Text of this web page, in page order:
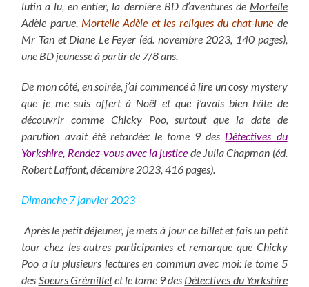
lutin a lu, en entier, la dernière BD d’aventures de Mortelle
Adèle parue, Mortelle Adèle et les reliques du chat-lune de
Mr Tan et Diane Le Feyer (éd. novembre 2023, 140 pages),
une BD jeunesse à partir de 7/8 ans.
De mon côté, en soirée, j’ai commencé à lire un cosy mystery
que je me suis offert à Noël et que j’avais bien hâte de
découvrir comme Chicky Poo, surtout que la date de
parution avait été retardée: le tome 9 des Détectives du
Yorkshire, Rendez-vous avec la justice de Julia Chapman (éd.
Robert Laffont, décembre 2023, 416 pages).
Dimanche 7 janvier 2023
Après le petit déjeuner, je mets à jour ce billet et fais un petit
tour chez les autres participantes et remarque que Chicky
Poo a lu plusieurs lectures en commun avec moi: le tome 5
des Soeurs Grémilletet le tome 9 des Détectives du Yorkshire